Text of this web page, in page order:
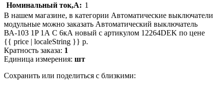
Номинальный ток,А: 1
В нашем магазине, в категории Автоматические выключатели
модульные можно заказать Автоматический выключатель
ВА-103 1P 1А C 6кА новый с артикулом 12264DEK по цене
{{ price | localeString }} р.
Кратность заказа: 1
Единица измерения: шт
Сохранить или поделиться с близкими: